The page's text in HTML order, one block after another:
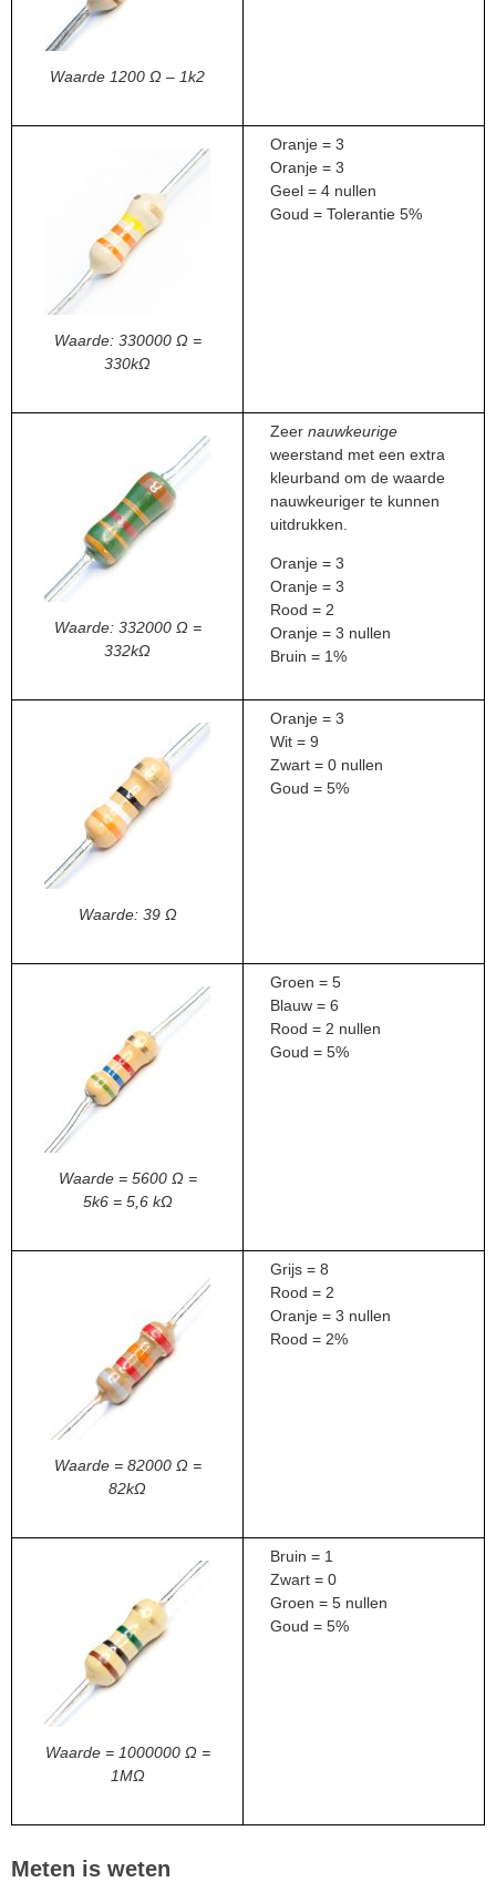
Waarde 1200 Ω – 1k2
Waarde: 330000 Ω =
330kΩ
Oranje = 3
Oranje = 3
Geel = 4 nullen
Goud = Tolerantie 5%
Waarde: 332000 Ω =
332kΩ
Zeer nauwkeurige
weerstand met een extra
kleurband om de waarde
nauwkeuriger te kunnen
uitdrukken.
Oranje = 3
Oranje = 3
Rood = 2
Oranje = 3 nullen
Bruin = 1%
Waarde: 39 Ω
Oranje = 3
Wit = 9
Zwart = 0 nullen
Goud = 5%
Waarde = 5600 Ω =
5k6 = 5,6 kΩ
Groen = 5
Blauw = 6
Rood = 2 nullen
Goud = 5%
Waarde = 82000 Ω =
82kΩ
Grijs = 8
Rood = 2
Oranje = 3 nullen
Rood = 2%
Waarde = 1000000 Ω =
1MΩ
Bruin = 1
Zwart = 0
Groen = 5 nullen
Goud = 5%
Meten is weten